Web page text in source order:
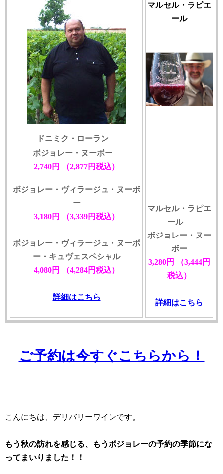
ドニミク・ローラン
ボジョレー・ヌーボー
2,740円
（2,877円税込）
ボジョレー・ ヴィラージュ ・ヌーボ
ー
3,180円
（3,339円税込）
ボジョレー・ ヴィラージュ ・ヌーボ
ー・キュヴェスペシャル
4,080円
（4,284円税込）
詳細はこちら
マルセル・ラピエ
ール
マルセル・ラピエ
ール
ボジョレー・ヌー
ボー
3,280円
（3,444円
税込）
詳細はこちら
ご予約は今すぐこちらから！
こんにちは、デリバリーワインです。
もう秋の訪れを感じる、もうボジョレーの予約の季節にな
ってまいりました！！